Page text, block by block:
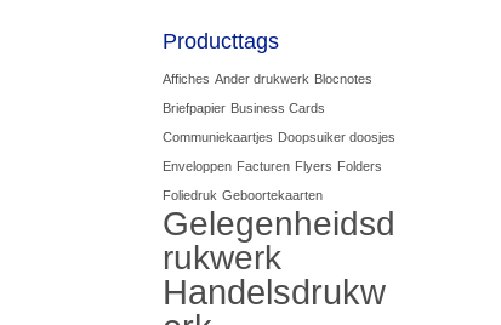
Producttags
Affiches Ander drukwerk Blocnotes
Briefpapier Business Cards
Communiekaartjes Doopsuiker doosjes
Enveloppen Facturen Flyers Folders
Foliedruk Geboortekaarten
Gelegenheidsd
rukwerk
Handelsdrukw